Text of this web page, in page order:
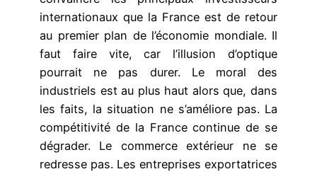
internationaux que la France est de retour
au premier plan de l’économie mondiale. Il
faut faire vite, car l’illusion d’optique
pourrait ne pas durer. Le moral des
industriels est au plus haut alors que, dans
les faits, la situation ne s’améliore pas. La
compétitivité de la France continue de se
dégrader. Le commerce extérieur ne se
redresse pas. Les entreprises exportatrices